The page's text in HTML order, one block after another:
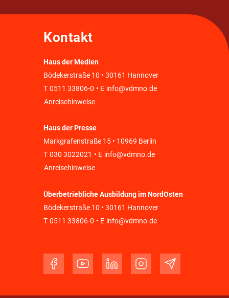
Kontakt
Haus der Medien
Bödekerstraße 10 • 30161 Hannover
T 0511 33806-0 • E info@vdmno.de
Anreisehinweise
Haus der Presse
Markgrafenstraße 15 • 10969 Berlin
T 030 3022021 • E info@vdmno.de
Anreisehinweise
Überbetriebliche Ausbildung im NordOsten
Bödekerstraße 10 • 30161 Hannover
T 0511 33806-0 • E info@vdmno.de